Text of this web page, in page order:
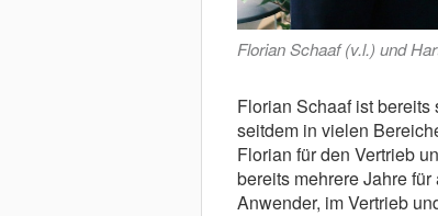
Florian Schaaf (v.l.) und
Florian Schaaf ist
seitdem in vielen
Florian für den Vertrieb
bereits mehrere Jahre
Anwender, im Vertrieb